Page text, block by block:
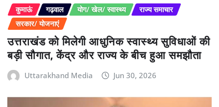
कुमाऊं गढ़वाल योग/ खेल/ स्वास्थ्य
राज्य समाचार
सरकार/ योजनाएं
उत्तराखंड को मिलेगी आधुनिक स्वास्थ्य सुविधाओं की
बड़ी सौगात, केंद्र और राज्य के बीच हुआ समझौता
Uttarakhand Media Jun 30, 2026